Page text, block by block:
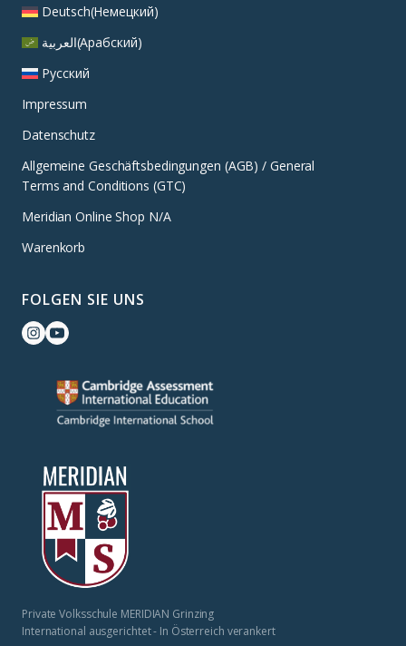
Deutsch(Немецкий)
العربية(Арабский)
Русский
Impressum
Datenschutz
Allgemeine Geschäftsbedingungen (AGB) / General
Terms and Conditions (GTC)
Meridian Online Shop N/A
Warenkorb
FOLGEN SIE UNS
Private Volksschule MERIDIAN Grinzing
International ausgerichtet - In Österreich verankert